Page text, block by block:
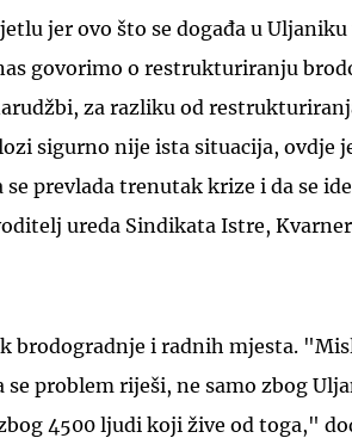
jer ovo što se događa u
govorimo o restrukturiranju
za razliku od
sigurno nije ista situacija, ovdje
se prevlada trenutak krize i da se
ureda Sindikata Istre,
brodogradnje i radnih mjesta.
problem riješi, ne samo zbog
4500 ljudi koji žive od toga,"